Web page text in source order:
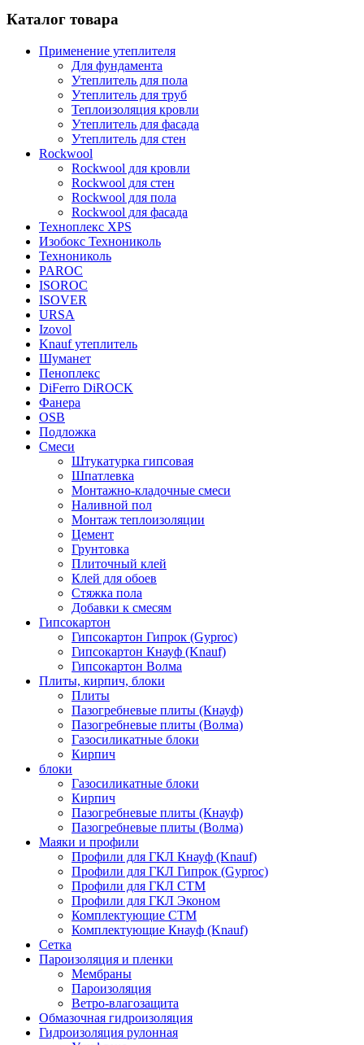
Каталог товара
Применение утеплителя
Для фундамента
Утеплитель для пола
Утеплитель для труб
Теплоизоляция кровли
Утеплитель для фасада
Утеплитель для стен
Rockwool
Rockwool для кровли
Rockwool для стен
Rockwool для пола
Rockwool для фасада
Техноплекс XPS
Изобокс Технониколь
Технониколь
PAROC
ISOROC
ISOVER
URSA
Izovol
Knauf утеплитель
Шуманет
Пеноплекс
DiFerro DiROCK
Фанера
OSB
Подложка
Смеси
Штукатурка гипсовая
Шпатлевка
Монтажно-кладочные смеси
Наливной пол
Монтаж теплоизоляции
Цемент
Грунтовка
Плиточный клей
Клей для обоев
Стяжка пола
Добавки к смесям
Гипсокартон
Гипсокартон Гипрок (Gyproc)
Гипсокартон Кнауф (Knauf)
Гипсокартон Волма
Плиты, кирпич, блоки
Плиты
Пазогребневые плиты (Кнауф)
Пазогребневые плиты (Волма)
Газосиликатные блоки
Кирпич
блоки
Газосиликатные блоки
Кирпич
Пазогребневые плиты (Кнауф)
Пазогребневые плиты (Волма)
Маяки и профили
Профили для ГКЛ Кнауф (Knauf)
Профили для ГКЛ Гипрок (Gyproc)
Профили для ГКЛ СТМ
Профили для ГКЛ Эконом
Комплектующие СТМ
Комплектующие Кнауф (Knauf)
Сетка
Пароизоляция и пленки
Мембраны
Пароизоляция
Ветро-влагозащита
Обмазочная гидроизоляция
Гидроизоляция рулонная